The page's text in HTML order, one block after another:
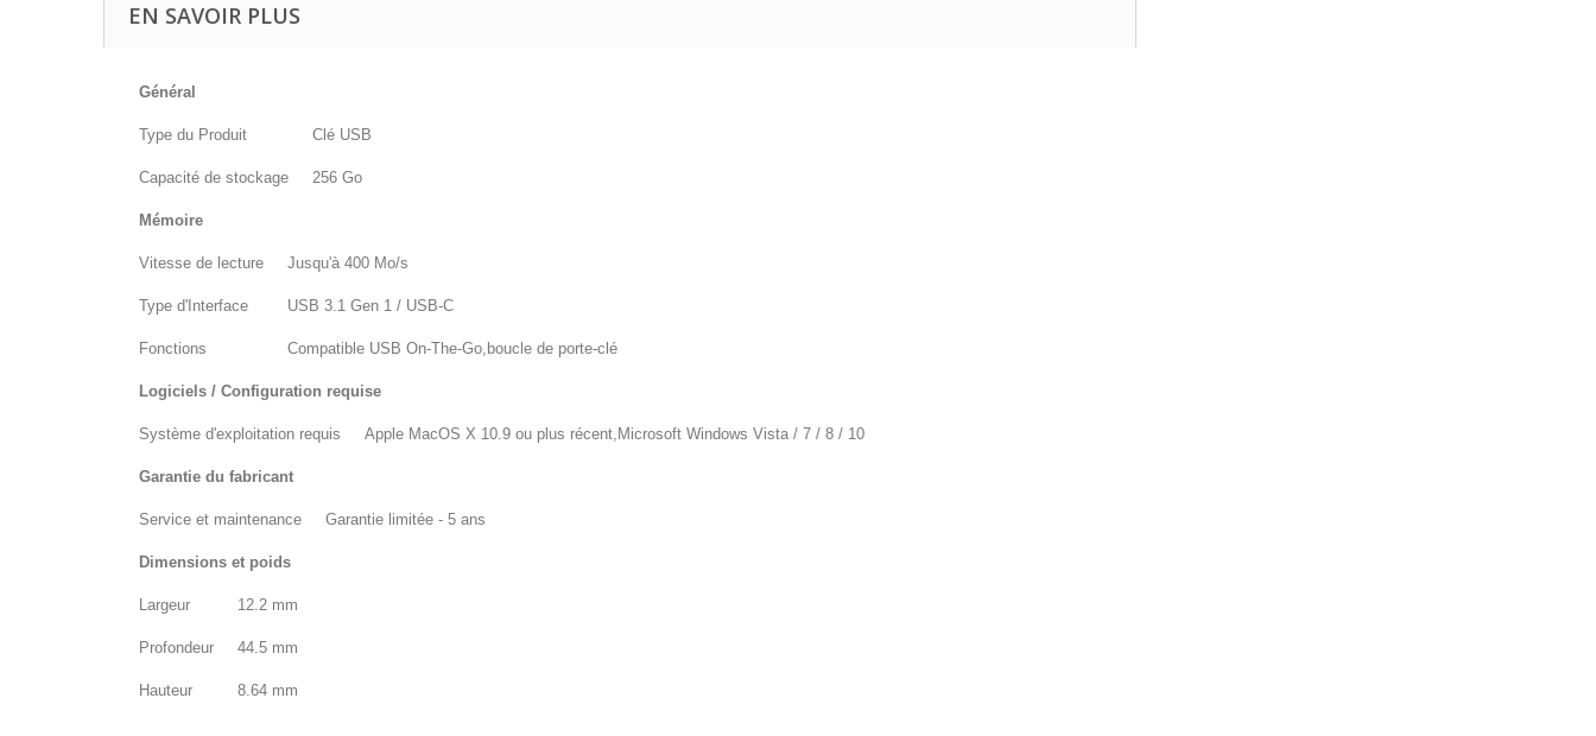
EN SAVOIR PLUS
Général
Type du Produit Clé USB
Capacité de stockage 256 Go
Mémoire
Vitesse de lecture Jusqu'à 400 Mo/s
Type d'Interface USB 3.1 Gen 1 / USB-C
Fonctions Compatible USB On-The-Go,boucle de porte-clé
Logiciels / Configuration requise
Système d'exploitation requis Apple MacOS X 10.9 ou plus récent,Microsoft Windows Vista / 7 / 8 / 10
Garantie du fabricant
Service et maintenance Garantie limitée - 5 ans
Dimensions et poids
Largeur 12.2 mm
Profondeur 44.5 mm
Hauteur 8.64 mm